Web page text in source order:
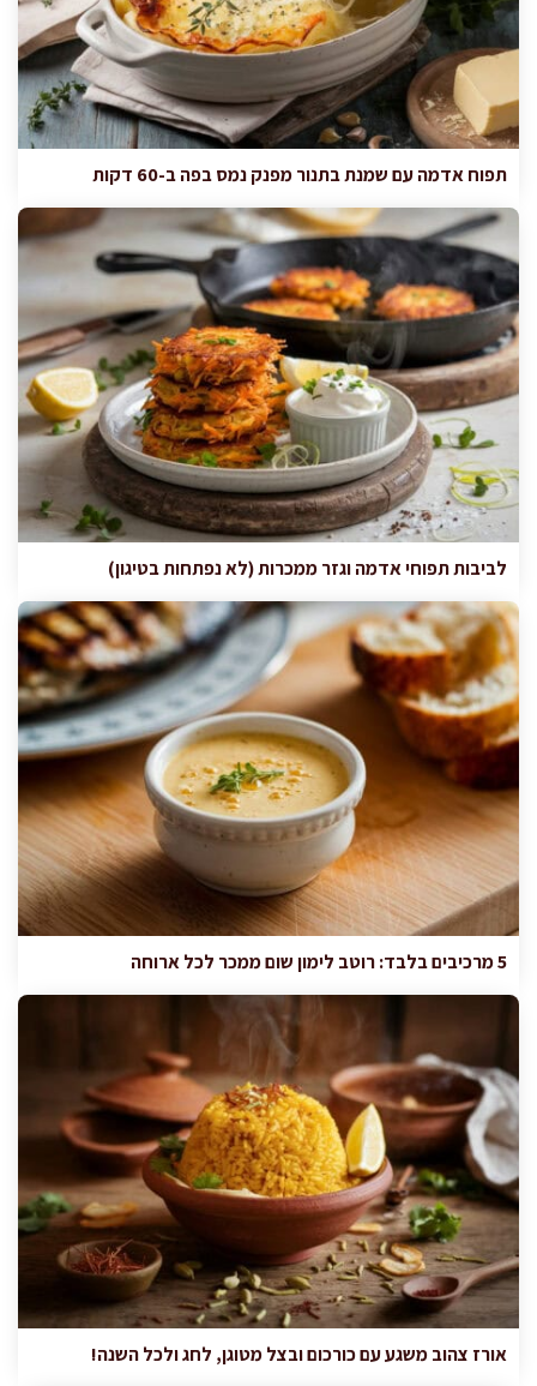
תפוח אדמה עם שמנת בתנור מפנק נמס בפה ב-60 דקות
לביבות תפוחי אדמה וגזר ממכרות (לא נפתחות בטיגון)
5 מרכיבים בלבד: רוטב לימון שום ממכר לכל ארוחה
אורז צהוב משגע עם כורכום ובצל מטוגן, לחג ולכל השנה!